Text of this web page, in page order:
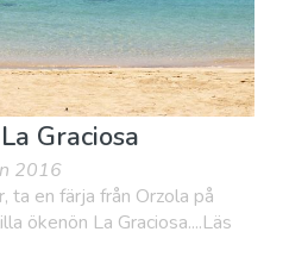
Graciosa
2016
ta en färja från Orzola på
ökenön La Graciosa....Läs